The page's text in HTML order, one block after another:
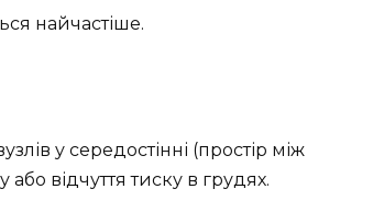
найчастіше.
у середостінні (простір між
відчуття тиску в грудях.